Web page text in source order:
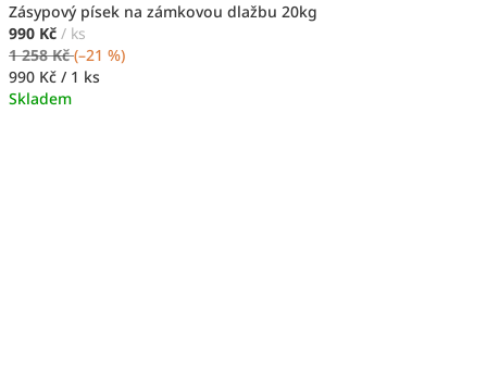
Zásypový písek na zámkovou dlažbu 20kg
990 Kč / ks
1 258 Kč (–21 %)
Měrná
cena:
990 Kč / 1 ks
Skladem